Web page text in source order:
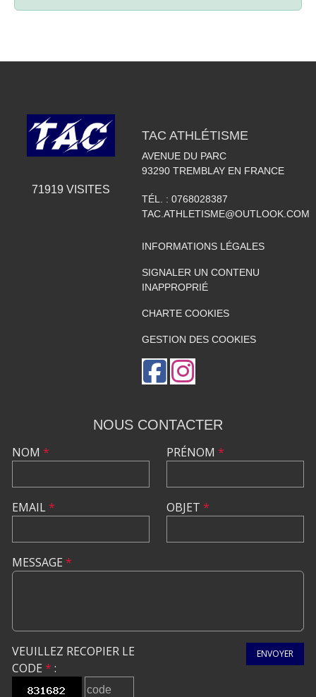
71919 VISITES
TAC ATHLÉTISME
AVENUE DU PARC
93290 TREMBLAY EN FRANCE
TÉL. : 0768028387
TAC.ATHLETISME@OUTLOOK.COM
INFORMATIONS LÉGALES
SIGNALER UN CONTENU
INAPPROPRIÉ
CHARTE COOKIES
GESTION DES COOKIES
NOUS CONTACTER
NOM *
EMAIL*
PRÉNOM *
OBJET *
MESSAGE *
VEUILLEZ RECOPIER LE
CODE * :
ENVOYER